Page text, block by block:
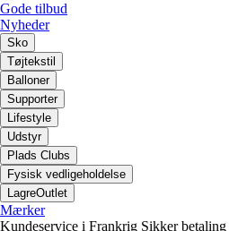
Gode tilbud
Nyheder
Sko
Tøjtekstil
Balloner
Supporter
Lifestyle
Udstyr
Plads Clubs
Fysisk vedligeholdelse
LagreOutlet
Mærker
Kundeservice i Frankrig Sikker betaling